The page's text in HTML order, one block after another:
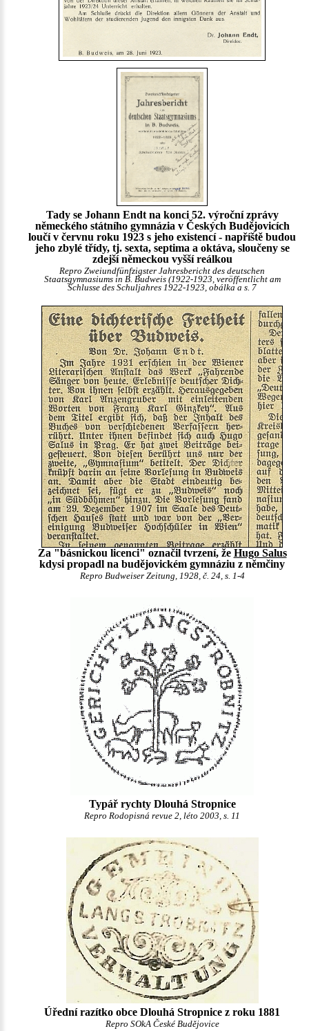
Tady se Johann Endt na konci 52. výroční zprávy
německého státního gymnázia v Českých Budějovicích
loučí v červnu roku 1923 s jeho existencí - napříště budou
jeho zbylé třídy, tj. sexta, septima a oktáva, sloučeny se
zdejší německou vyšší reálkou
Repro Zweiundfünfzigster Jahresbericht des deutschen
Staatsgymnasiums in B. Budweis (1922-1923, veröffentlicht am
Schlusse des Schuljahres 1922-1923, obálka a s. 7
Za "básnickou licenci" označil tvrzení, že Hugo Salus
kdysi propadl na budějovickém gymnáziu z němčiny
Repro Budweiser Zeitung, 1928, č. 24, s. 1-4
Typář rychty Dlouhá Stropnice
Repro Rodopisná revue 2, léto 2003, s. 11
Úřední razítko obce Dlouhá Stropnice z roku 1881
Repro SOkA České Budějovice